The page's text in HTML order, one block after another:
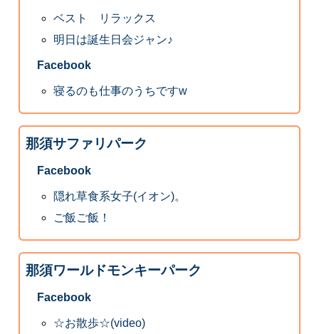
ベスト リラックス
明日は誕生日会ジャン♪
Facebook
寝るのも仕事のうちですw
那須サファリパーク
Facebook
隠れ草食系女子(イオン)。
ご飯ご飯！
那須ワールドモンキーパーク
Facebook
☆お散歩☆(video)